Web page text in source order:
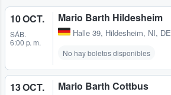
10 OCT.
SÁB.
6:00 p. m.
Mario Barth Hildesheim
Halle 39, Hildesheim, NI, DE
No hay boletos disponibles
13 OCT. Mario Barth Cottbus